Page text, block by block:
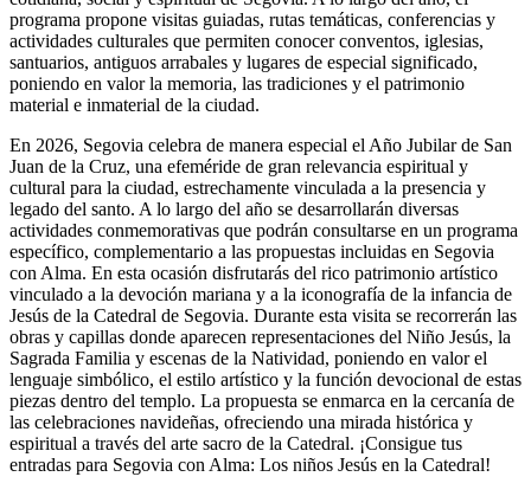
programa propone visitas guiadas, rutas temáticas, conferencias y
actividades culturales que permiten conocer conventos, iglesias,
santuarios, antiguos arrabales y lugares de especial significado,
poniendo en valor la memoria, las tradiciones y el patrimonio
material e inmaterial de la ciudad.
En 2026, Segovia celebra de manera especial el Año Jubilar de San
Juan de la Cruz, una efeméride de gran relevancia espiritual y
cultural para la ciudad, estrechamente vinculada a la presencia y
legado del santo. A lo largo del año se desarrollarán diversas
actividades conmemorativas que podrán consultarse en un programa
específico, complementario a las propuestas incluidas en Segovia
con Alma. En esta ocasión disfrutarás del rico patrimonio artístico
vinculado a la devoción mariana y a la iconografía de la infancia de
Jesús de la Catedral de Segovia. Durante esta visita se recorrerán las
obras y capillas donde aparecen representaciones del Niño Jesús, la
Sagrada Familia y escenas de la Natividad, poniendo en valor el
lenguaje simbólico, el estilo artístico y la función devocional de estas
piezas dentro del templo. La propuesta se enmarca en la cercanía de
las celebraciones navideñas, ofreciendo una mirada histórica y
espiritual a través del arte sacro de la Catedral. ¡Consigue tus
entradas para Segovia con Alma: Los niños Jesús en la Catedral!